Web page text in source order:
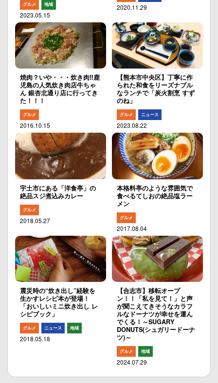
グルメ 地域
2023.05.15
2020.11.29
焼肉？いや・・・炊き肉‼︎鹿
児島の人気炊き肉店牛ちゃ
ん 銀杏北通り店に行ってき
た！！！
グルメ
2016.10.15
【熊本市中央区】丁寧に作
られた和食をリーズナブル
なランチで「炭火割烹 すず
のね」
グルメ ニュース
2023.08.22
宇土市にある「洋食亭」の
絶品スジ煮込みカレー
グルメ
2018.05.27
本格料亭のような雰囲気で
食べるてしおの絶品塩ラー
メン
グルメ
2017.08.04
震災時の“炊き出し”経験を
生かすレシピ本が登場！
「おいしいミニ炊き出し レ
シピブック」
グルメ ニュース 地域
2018.05.18
【合志市】移転オープ
ン！！「私を見て！」と声
が聞こえてきそうなカラフ
ルなドーナツが幸せを運ん
でくる！～SUGARY
DONUTS(シュガリードーナ
ツ)～
グルメ 地域
2024.07.29